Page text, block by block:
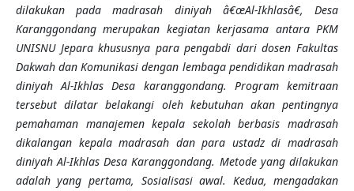
dilakukan pada madrasah diniyah â€œAl-Ikhlasâ€, Desa
Karanggondang merupakan kegiatan kerjasama antara PKM
UNISNU Jepara khususnya para pengabdi dari dosen Fakultas
Dakwah dan Komunikasi dengan lembaga pendidikan madrasah
diniyah Al-Ikhlas Desa karanggondang. Program kemitraan
tersebut dilatar belakangi oleh kebutuhan akan pentingnya
pemahaman manajemen kepala sekolah berbasis madrasah
dikalangan kepala madrasah dan para ustadz di madrasah
diniyah Al-Ikhlas Desa Karanggondang. Metode yang dilakukan
adalah yang pertama, Sosialisasi awal. Kedua, mengadakan